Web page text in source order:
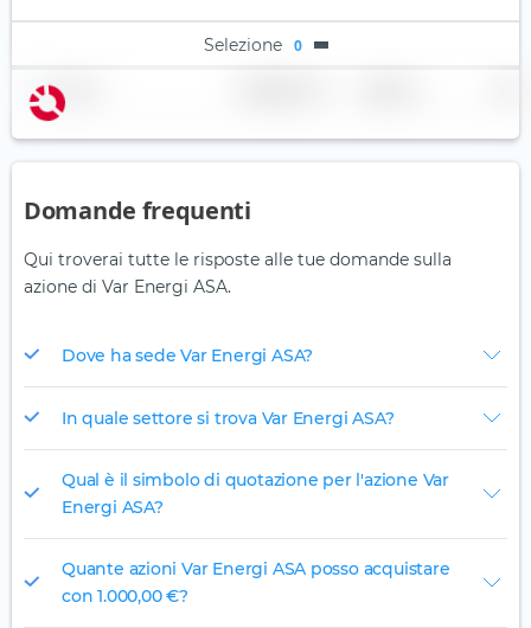
Selezione 0
Nome
Domande frequenti
Qui troverai tutte le risposte alle tue domande sulla
azione di Var Energi ASA.
Dove ha sede Var Energi ASA?
In quale settore si trova Var Energi ASA?
Qual è il simbolo di quotazione per l'azione Var
Energi ASA?
Quante azioni Var Energi ASA posso acquistare
con 1.000,00 €?